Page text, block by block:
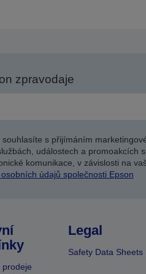
zpravodaje
s přijímáním
událostech a promoakcích
komunikace, v závislosti na
údajů společnosti Epson
prodeje
Legal
Safety Data Sheets